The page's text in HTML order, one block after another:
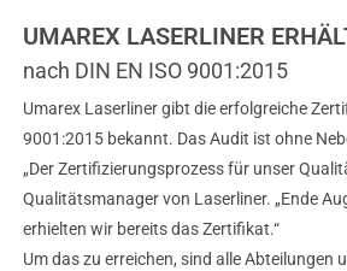
UMAREX LASERLINER
nach DIN EN ISO 9001:2015
Umarex Laserliner gibt die erfolgreiche
9001:2015 bekannt. Das Audit ist ohne
„Der Zertifizierungsprozess für unser
Qualitätsmanager von Laserliner. „Ende
erhielten wir bereits das Zertifikat.“
Um das zu erreichen, sind alle